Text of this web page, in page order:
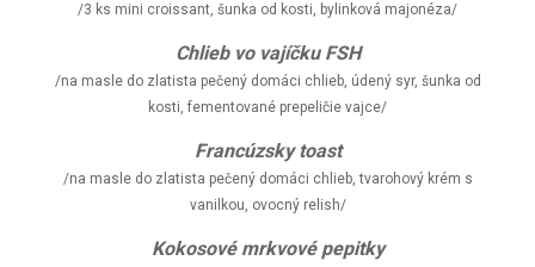
/3 ks mini croissant, šunka od kosti, bylinková majonéza/
Chlieb vo vajíčku FSH
/na masle do zlatista pečený domáci chlieb, údený syr, šunka od
kosti, fementované prepeličie vajce/
Francúzsky toast
/na masle do zlatista pečený domáci chlieb, tvarohový krém s
vanilkou, ovocný relish/
Kokosové mrkvové pepitky